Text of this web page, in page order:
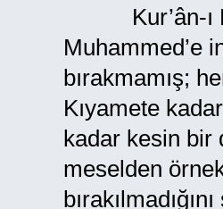
Kur’ân-ı
Muhammed’e
bırakmamış;
Kıyamete
kadar kesin bir
meselden